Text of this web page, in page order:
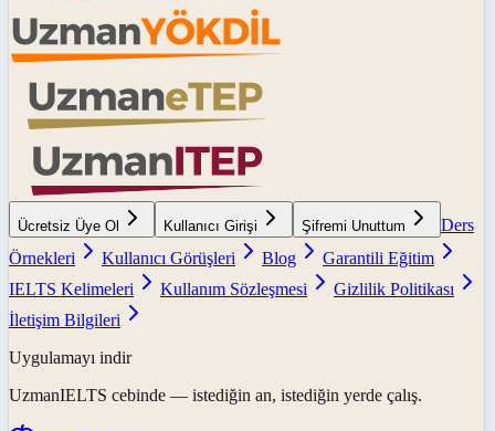
Ücretsiz Üye Ol Kullanıcı Girişi Şifremi Unuttum
Ders
Örnekleri
Kullanıcı Görüşleri Blog
Garantili Eğitim
IELTS Kelimeleri
Kullanım Sözleşmesi
Gizlilik Politikası
İletişim Bilgileri
Uygulamayı indir
UzmanIELTS cebinde — istediğin an, istediğin yerde çalış.